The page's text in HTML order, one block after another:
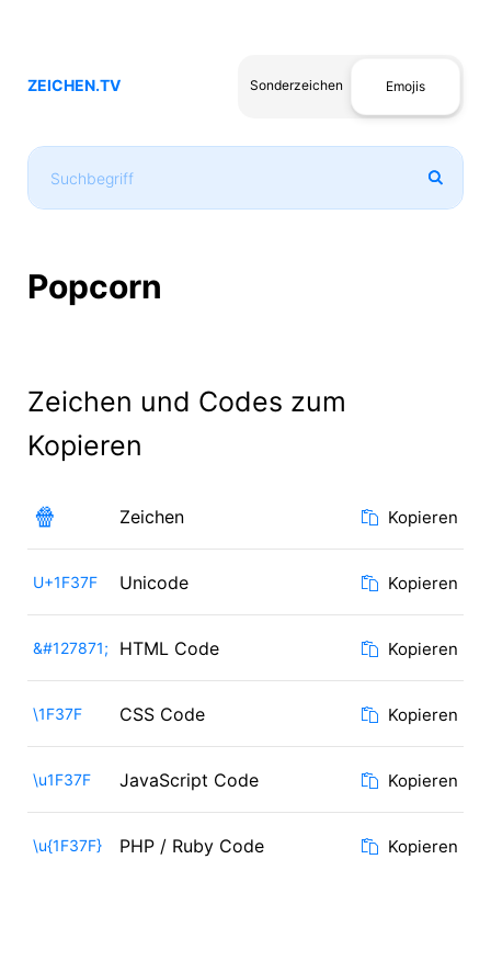
ZEICHEN.TV Sonderzeichen Emojis
Popcorn
Zeichen und Codes zum
Kopieren
🍿 Zeichen Kopieren
U+1F37F Unicode Kopieren
&#127871; HTML Code Kopieren
\1F37F CSS Code Kopieren
\u1F37F JavaScript Code Kopieren
\u{1F37F} PHP / Ruby Code Kopieren